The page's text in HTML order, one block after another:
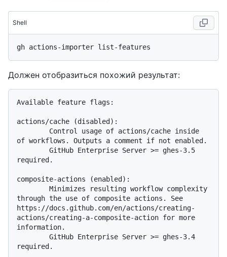
Shell
Должен отобразиться похожий результат:
Available feature flags:
actions/cache (disabled):
of workflows. Outputs a comment if not enabled.
required.
composite-actions (enabled):
through the use of composite actions. See
https://docs.github.com/en/actions/creating-
actions/creating-a-composite-action for more
information.
required.